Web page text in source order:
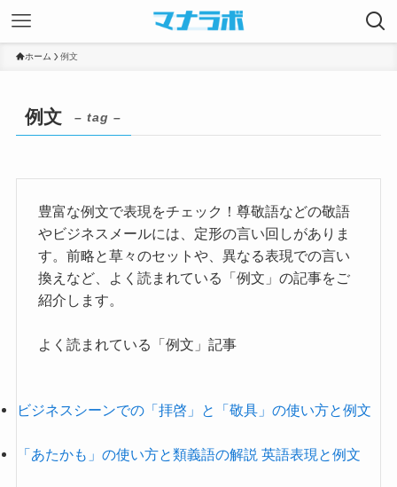
ホーム 例文
例文 – tag –
豊富な例文で表現をチェック！尊敬語などの敬語
やビジネスメールには、定形の言い回しがありま
す。前略と草々のセットや、異なる表現での言い
換えなど、よく読まれている「例文」の記事をご
紹介します。
よく読まれている「例文」記事
ビジネスシーンでの「拝啓」と「敬具」の使い方と例文
「あたかも」の使い方と類義語の解説 英語表現と例文